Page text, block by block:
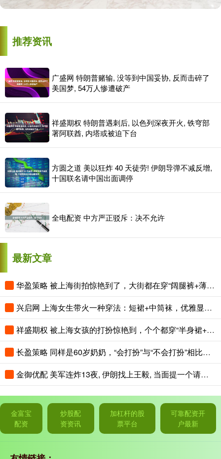
推荐资讯
广盛网 特朗普赌输, 没等到中国妥协, 反而击碎了
美国梦, 54万人惨遭破产
祥盛期权 特朗普遇刺后, 以色列深夜开火, 铁穹部
署阿联酋, 内塔或被迫下台
方圆之道 美以狂炸 40 天徒劳! 伊朗导弹不减反增,
十国联名请中国出面调停
全电配资 中方严正驳斥：决不允许
最新文章
华盈策略 被上海街拍惊艳到了，大街都在穿“阔腿裤+薄底鞋”，时髦又洋气
兴启网 上海女生带火一种穿法：短裙+中筒袜，优雅显瘦，美得犯规
祥盛期权 被上海女孩的打扮惊艳到，个个都穿“半身裙+薄底鞋”，时髦好看
长盈策略 同样是60岁奶奶，“会打扮”与“不会打扮”相比，差距能有多大？
金御优配 美军连炸13夜, 伊朗找上王毅, 当面提一个请求, 特朗普为中俄说话
金富宝
配资
炒股配
资资讯
加杠杆的股
票平台
可靠配资开
户最新